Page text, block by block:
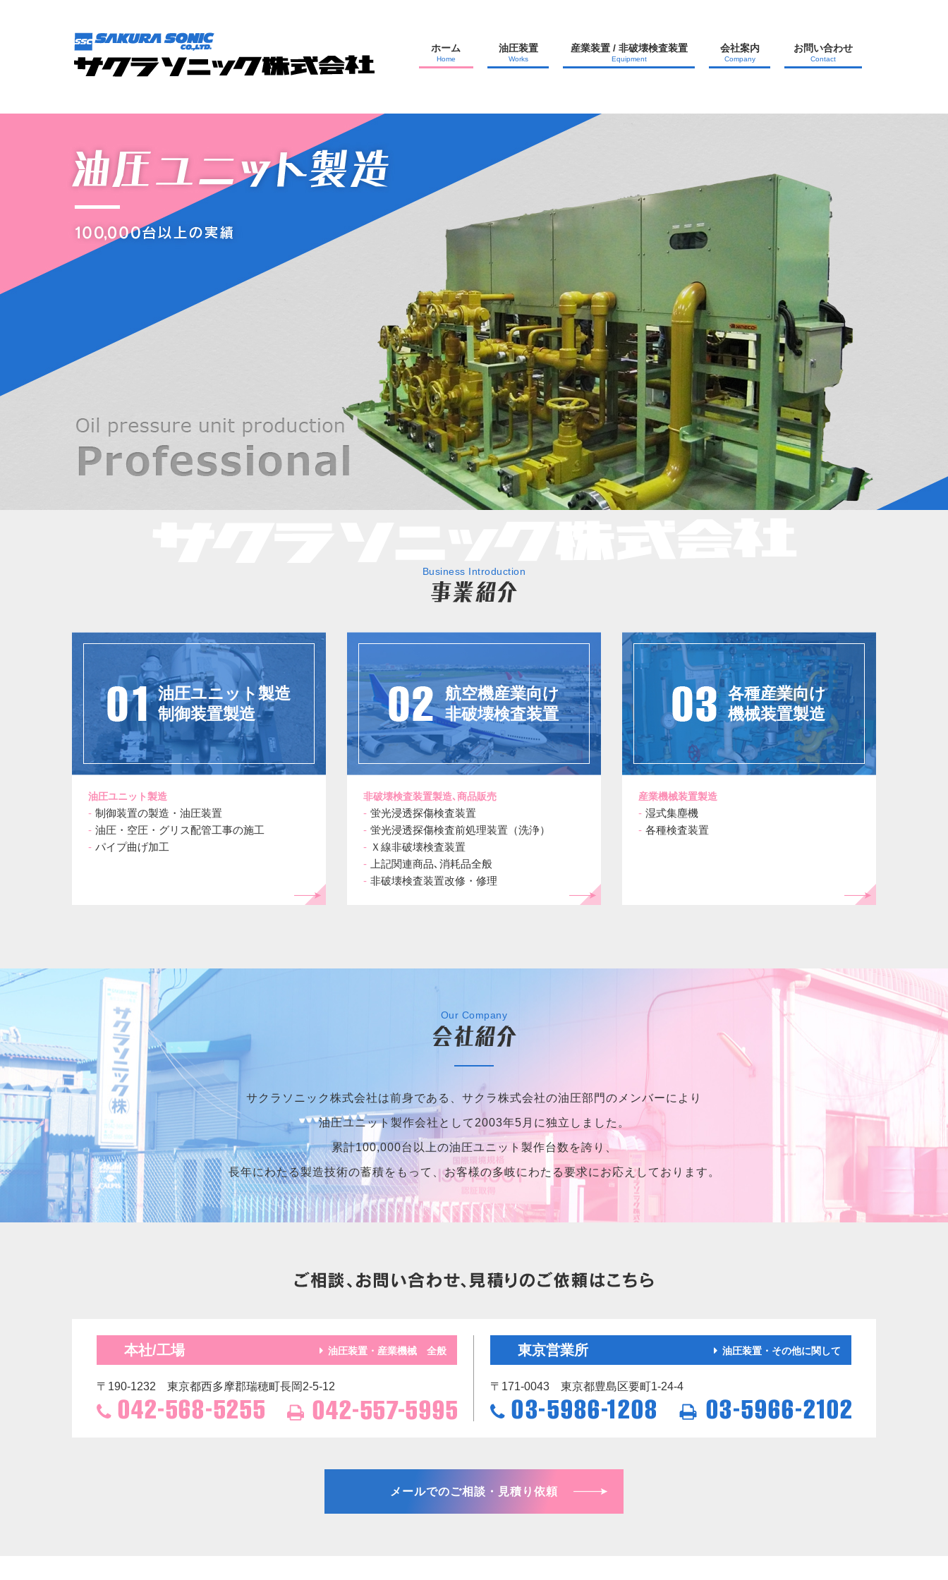
ホーム
Home
油圧装置
Works
産業装置 / 非破壊検査装置
Equipment
会社案内
Company
お問い合わせ
Contact
Business Introduction
油圧ユニット製造
制御装置製造
油圧ユニット製造
制御装置の製造・油圧装置
油圧・空圧・グリス配管工事の施工
パイプ曲げ加工
航空機産業向け
非破壊検査装置
非破壊検査装置製造､商品販売
蛍光浸透探傷検査装置
蛍光浸透探傷検査前処理装置（洗浄）
Ｘ線非破壊検査装置
上記関連商品､消耗品全般
非破壊検査装置改修・修理
各種産業向け
機械装置製造
産業機械装置製造
湿式集塵機
各種検査装置
Our Company
サクラソニック株式会社は前身である、サクラ株式会社の油圧部門のメンバーにより
油圧ユニット製作会社として2003年5月に独立しました。
累計100,000台以上の油圧ユニット製作台数を誇り、
長年にわたる製造技術の蓄積をもって、お客様の多岐にわたる要求にお応えしております。
本社/工場 油圧装置・産業機械 全般
〒190-1232 東京都西多摩郡瑞穂町長岡2-5-12
東京営業所 油圧装置・その他に関して
〒171-0043 東京都豊島区要町1-24-4
メールでのご相談・見積り依頼